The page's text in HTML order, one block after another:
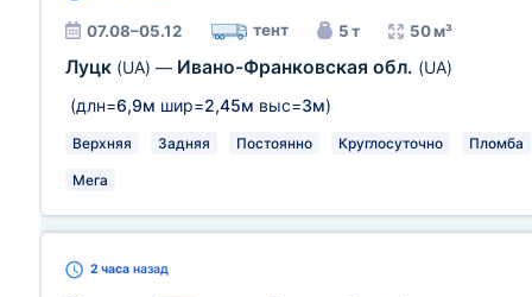
07.08–05.12 тент 5 т 50 м³
Луцк (UA) — Ивано-Франковская обл. (UA)
(длн=6,9м шир=2,45м выс=3м)
Верхняя Задняя Постоянно Круглосуточно Пломба
Мега
2 часа назад